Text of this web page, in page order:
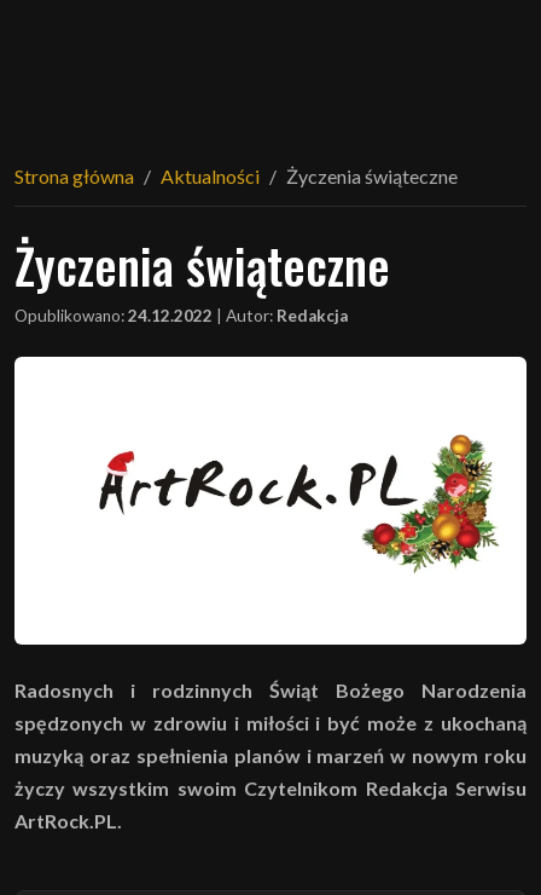
Strona główna Aktualności Życzenia świąteczne
Życzenia świąteczne
Opublikowano:24.12.2022 Autor: Redakcja
Radosnych i rodzinnych Świąt Bożego Narodzenia
spędzonych w zdrowiu i miłości i być może z ukochaną
muzyką oraz spełnienia planów i marzeń w nowym roku
życzy wszystkim swoim Czytelnikom Redakcja Serwisu
ArtRock.PL.